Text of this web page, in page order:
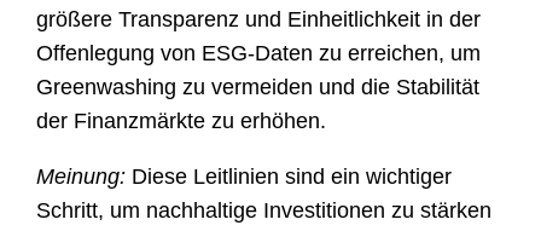
größere Transparenz und Einheitlichkeit in der
Offenlegung von ESG-Daten zu erreichen, um
Greenwashing zu vermeiden und die Stabilität
der Finanzmärkte zu erhöhen.
Meinung: Diese Leitlinien sind ein wichtiger
Schritt, um nachhaltige Investitionen zu stärken